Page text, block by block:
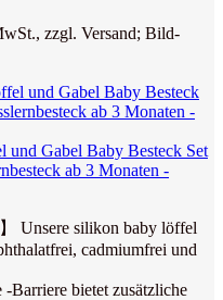
zzgl. Versand; Bild-
und Gabel Baby Besteck Set
ab 3 Monaten -
Unsere silikon baby löffel
cadmiumfrei und
-Barriere bietet zusätzliche